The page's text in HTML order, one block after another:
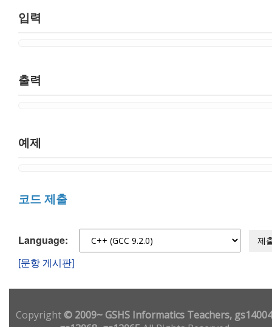
입력
출력
예제
코드 제출
Language: 제
[문항 게시판]
Copyright© 2009~ GSHS Informatics Teachers,